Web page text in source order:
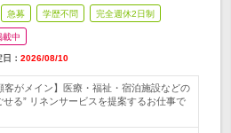
急募 学歴不問 完全週休2日制
載中
： 2026/08/10
客がメイン】医療・福祉・宿泊施設などの
せる” リネンサービスを提案するお仕事で